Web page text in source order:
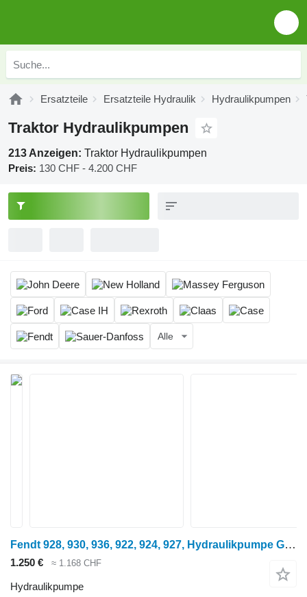
Ersatzteile Ersatzteile Hydraulik Hydraulikpumpen
Traktor Hydraulikpumpen
213 Anzeigen: Traktor Hydraulikpumpen
Preis: 130 CHF - 4.200 CHF
Alle
Fendt 928, 930, 936, 922, 924, 927, Hydraulikpumpe G931941101010, 1519 1519222176 für 928 Radtraktor
1.250 € ≈ 1.168 CHF
Hydraulikpumpe